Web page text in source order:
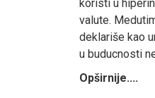
koristi u
valute.
deklariše kao
u buducnosti
Opširnije....